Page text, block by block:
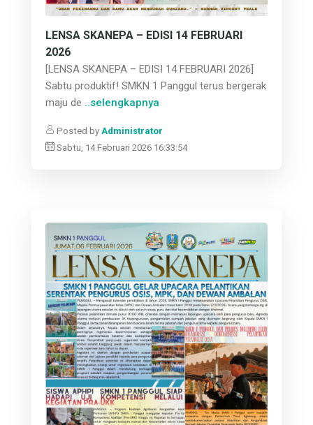
LENSA SKANEPA – EDISI 14 FEBRUARI
2026
[LENSA SKANEPA – EDISI 14 FEBRUARI 2026]
Sabtu produktif! SMKN 1 Panggul terus bergerak
maju de ..selengkapnya
Posted by Administrator
Sabtu, 14 Februari 2026 16:33:54